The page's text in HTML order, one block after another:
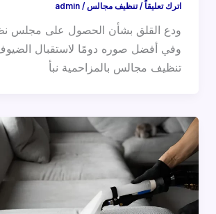
اترك تعليقاً /تنظيف مجالس/
admin
ودع القلق بشأن الحصول على مجلس
وفي أفضل صوره دومًا لاستقبال
تنظيف مجالس بالمزاحمية نبأ